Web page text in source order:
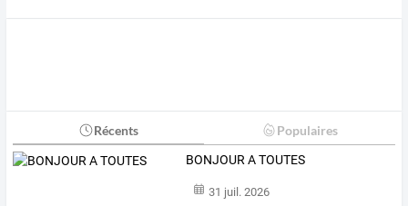
Récents Populaires
BONJOUR A TOUTES
31 juil. 2026